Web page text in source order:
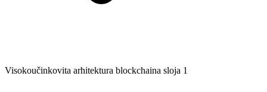
Visokoučinkovita arhitektura blockchaina sloja 1